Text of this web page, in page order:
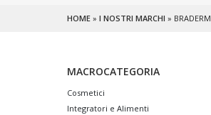
HOME» I NOSTRI MARCHI » BRADERM
MACROCATEGORIA
Cosmetici
Integratori e Alimenti